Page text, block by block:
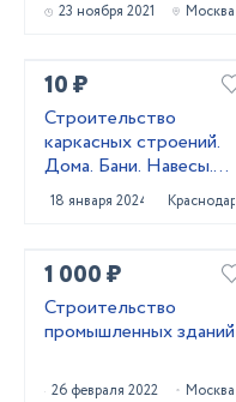
23 ноября 2021 Москва
10 ₽
Строительство
каркасных строений.
Дома. Бани. Навесы.
Заборы
18 января 2024 Краснодар
1 000 ₽
Строительство
промышленных зданий
26 февраля 2022 Москва